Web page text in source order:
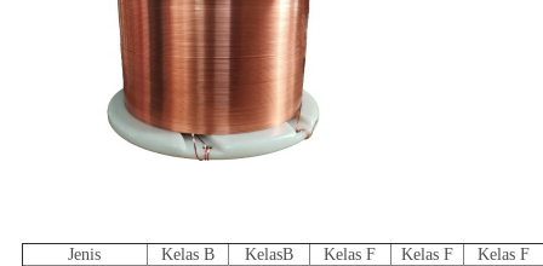
Jenis Kelas B KelasB Kelas F Kelas F
Kelas F